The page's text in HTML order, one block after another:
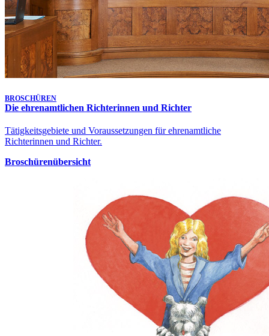
Gütetermin
Klagen in bürgerlichen Rechtsstreitigkeiten - 5 Ca 5511/26
Heute, 11:00 Uhr
Gütetermin
Klagen in bürgerlichen Rechtsstreitigkeiten - 13 Ca 4684/26
Letzte Aktualisierung:
Heute, 09:25 Uhr
BROSCHÜREN
Die ehrenamtlichen Richterinnen und Richter
Tätigkeitsgebiete und Voraussetzungen für ehrenamtliche
Richterinnen und Richter.
Broschürenübersicht